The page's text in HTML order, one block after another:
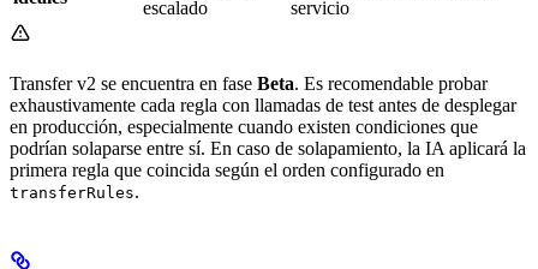
escalado
servicio
Transfer v2 se encuentra en fase Beta. Es recomendable probar
exhaustivamente cada regla con llamadas de test antes de desplegar
en producción, especialmente cuando existen condiciones que
podrían solaparse entre sí. En caso de solapamiento, la IA aplicará la
primera regla que coincida según el orden configurado en
transferRules.